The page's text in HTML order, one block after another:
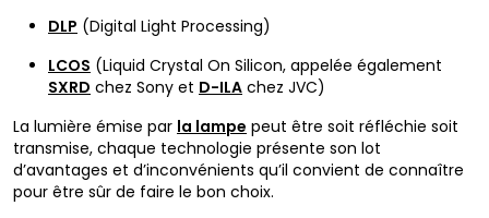
DLP (Digital Light Processing)
LCOS (Liquid Crystal On Silicon, appelée également
SXRD chez Sony et D-ILA chez JVC)
La lumière émise par la lampe peut être soit réfléchie soit
transmise, chaque technologie présente son lot
d’avantages et d’inconvénients qu’il convient de connaître
pour être sûr de faire le bon choix.